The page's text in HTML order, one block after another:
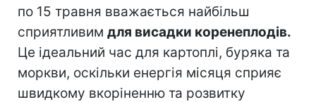
по 15 травня вважається найбільш
сприятливим для висадки коренеплодів.
Це ідеальний час для картоплі, буряка та
моркви, оскільки енергія місяця сприяє
швидкому вкоріненню та розвитку